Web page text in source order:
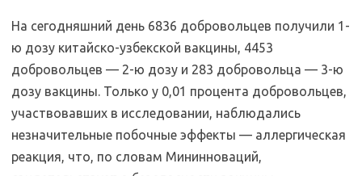
На сегодняшний день 6836 добровольцев получили 1-
ю дозу китайско-узбекской вакцины, 4453
добровольцев — 2-ю дозу и 283 добровольца — 3-ю
дозу вакцины. Только у 0,01 процента добровольцев,
участвовавших в исследовании, наблюдались
незначительные побочные эффекты — аллергическая
реакция, что, по словам Мининноваций,